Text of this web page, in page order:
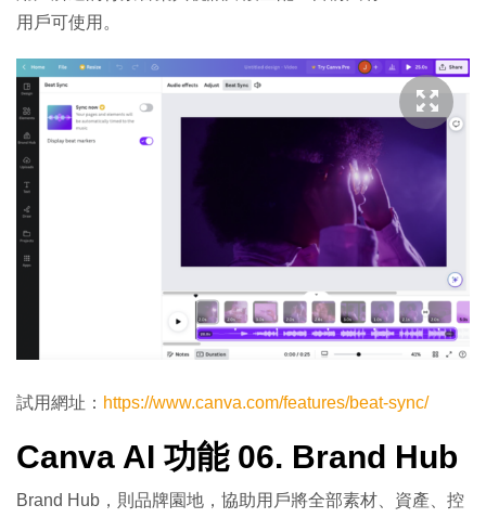
用戶可使用。
試用網址： https://www.canva.com/features/beat-sync/
Canva AI 功能 06. Brand Hub
Brand Hub，則品牌園地，協助用戶將全部素材、資產、控